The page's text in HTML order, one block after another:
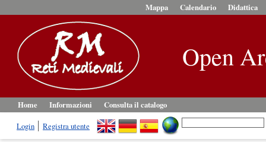
Mappa Calendario Didattica
Open
Home Informazioni
Consulta il catalogo
Login
Registra utente